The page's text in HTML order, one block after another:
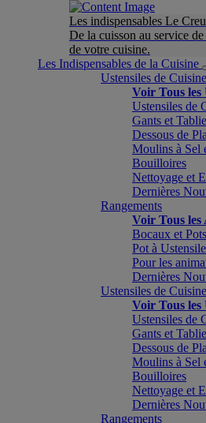
Les indispensables Le
De la cuisson au service
de votre cuisine.
Les Indispensables de la Cuisine
Ustensiles de
Voir Tous les
Ustensiles de
Gants et
Dessous de
Moulins à Sel
Bouilloires
Nettoyage et
Dernières
Rangements
Voir Tous les
Bocaux et
Pot à
Pour les
Dernières
Ustensiles de
Voir Tous les
Ustensiles de
Gants et
Dessous de
Moulins à Sel
Bouilloires
Nettoyage et
Dernières
Rangements